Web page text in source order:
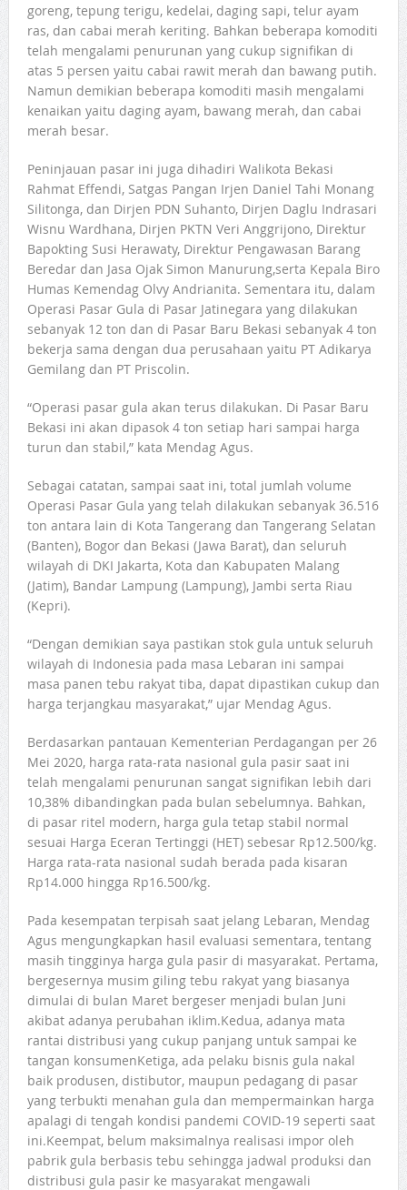
goreng, tepung terigu, kedelai, daging sapi, telur ayam
ras, dan cabai merah keriting. Bahkan beberapa komoditi
telah mengalami penurunan yang cukup signifikan di
atas 5 persen yaitu cabai rawit merah dan bawang putih.
Namun demikian beberapa komoditi masih mengalami
kenaikan yaitu daging ayam, bawang merah, dan cabai
merah besar.
Peninjauan pasar ini juga dihadiri Walikota Bekasi
Rahmat Effendi, Satgas Pangan Irjen Daniel Tahi Monang
Silitonga, dan Dirjen PDN Suhanto, Dirjen Daglu Indrasari
Wisnu Wardhana, Dirjen PKTN Veri Anggrijono, Direktur
Bapokting Susi Herawaty, Direktur Pengawasan Barang
Beredar dan Jasa Ojak Simon Manurung,serta Kepala Biro
Humas Kemendag Olvy Andrianita. Sementara itu, dalam
Operasi Pasar Gula di Pasar Jatinegara yang dilakukan
sebanyak 12 ton dan di Pasar Baru Bekasi sebanyak 4 ton
bekerja sama dengan dua perusahaan yaitu PT Adikarya
Gemilang dan PT Priscolin.
“Operasi pasar gula akan terus dilakukan. Di Pasar Baru
Bekasi ini akan dipasok 4 ton setiap hari sampai harga
turun dan stabil,” kata Mendag Agus.
Sebagai catatan, sampai saat ini, total jumlah volume
Operasi Pasar Gula yang telah dilakukan sebanyak 36.516
ton antara lain di Kota Tangerang dan Tangerang Selatan
(Banten), Bogor dan Bekasi (Jawa Barat), dan seluruh
wilayah di DKI Jakarta, Kota dan Kabupaten Malang
(Jatim), Bandar Lampung (Lampung), Jambi serta Riau
(Kepri).
“Dengan demikian saya pastikan stok gula untuk seluruh
wilayah di Indonesia pada masa Lebaran ini sampai
masa panen tebu rakyat tiba, dapat dipastikan cukup dan
harga terjangkau masyarakat,” ujar Mendag Agus.
Berdasarkan pantauan Kementerian Perdagangan per 26
Mei 2020, harga rata-rata nasional gula pasir saat ini
telah mengalami penurunan sangat signifikan lebih dari
10,38% dibandingkan pada bulan sebelumnya. Bahkan,
di pasar ritel modern, harga gula tetap stabil normal
sesuai Harga Eceran Tertinggi (HET) sebesar Rp12.500/kg.
Harga rata-rata nasional sudah berada pada kisaran
Rp14.000 hingga Rp16.500/kg.
Pada kesempatan terpisah saat jelang Lebaran, Mendag
Agus mengungkapkan hasil evaluasi sementara, tentang
masih tingginya harga gula pasir di masyarakat. Pertama,
bergesernya musim giling tebu rakyat yang biasanya
dimulai di bulan Maret bergeser menjadi bulan Juni
akibat adanya perubahan iklim.Kedua, adanya mata
rantai distribusi yang cukup panjang untuk sampai ke
tangan konsumenKetiga, ada pelaku bisnis gula nakal
baik produsen, distibutor, maupun pedagang di pasar
yang terbukti menahan gula dan mempermainkan harga
apalagi di tengah kondisi pandemi COVID-19 seperti saat
ini.Keempat, belum maksimalnya realisasi impor oleh
pabrik gula berbasis tebu sehingga jadwal produksi dan
distribusi gula pasir ke masyarakat mengawali